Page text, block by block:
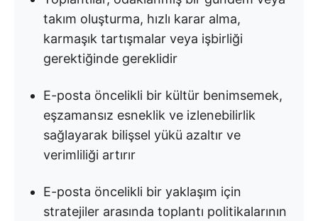
takım oluşturma, hızlı karar alma,
karmaşık tartışmalar veya işbirliği
gerektiğinde gereklidir
E-posta öncelikli bir kültür benimsemek,
eşzamansız esneklik ve izlenebilirlik
sağlayarak bilişsel yükü azaltır ve
verimliliği artırır
E-posta öncelikli bir yaklaşım için
stratejiler arasında toplantı politikalarının